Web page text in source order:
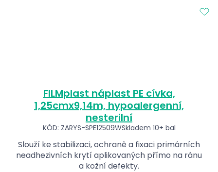
FILMplast náplast PE cívka,
1,25cmx9,14m, hypoalergenní,
nesterilní
KÓD: ZARYS-SPE12509WSkladem 10+ bal
Slouží ke stabilizaci, ochraně a fixaci primárních
neadhezivních krytí aplikovaných přímo na ránu
a kožní defekty.